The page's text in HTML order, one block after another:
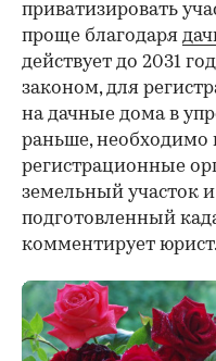
приватизировать
проще благодаря
действует до 2031
законом, для
на дачные дома в
раньше, необходимо
регистрационные
земельный участок
подготовленный
комментирует юрист.